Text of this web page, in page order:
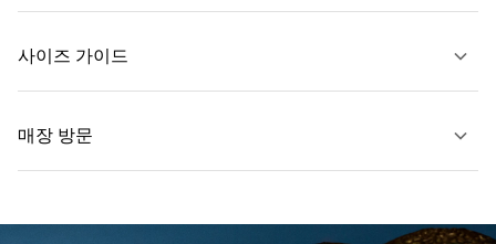
사이즈 가이드
자세히 보기
매장 방문